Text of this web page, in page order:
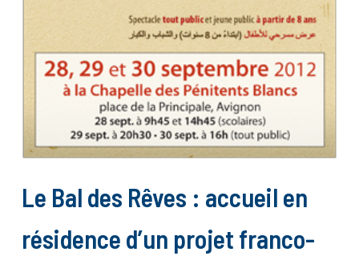
Le Bal des Rêves : accueil en
résidence d’un projet franco-